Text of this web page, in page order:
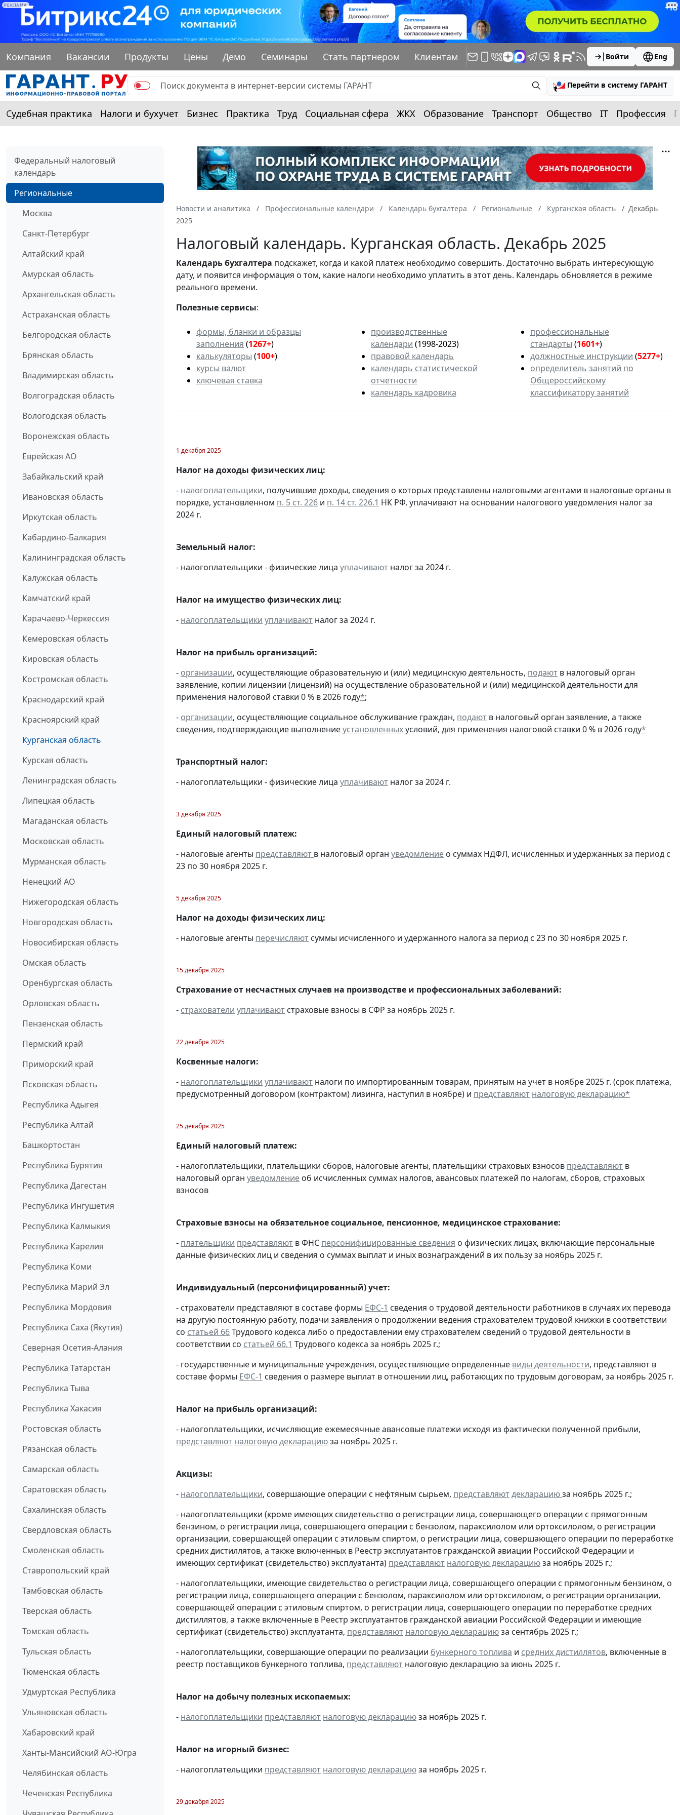
РЕКЛАМА
Компания Вакансии Продукты Цены Демо Семинары Стать партнером Клиентам Войти Eng
Перейти в систему ГАРАНТ
Судебная практика Налоги и бухучет Бизнес Практика Труд Социальная сфера ЖКХ Образование Транспорт Общество IT Профессия
Федеральный налоговый
календарь
Региональные
Москва
Санкт-Петербург
Алтайский край
Амурская область
Архангельская область
Астраханская область
Белгородская область
Брянская область
Владимирская область
Волгоградская область
Вологодская область
Воронежская область
Еврейская АО
Забайкальский край
Ивановская область
Иркутская область
Кабардино-Балкария
Калининградская область
Калужская область
Камчатский край
Карачаево-Черкессия
Кемеровская область
Кировская область
Костромская область
Краснодарский край
Красноярский край
Курганская область
Курская область
Ленинградская область
Липецкая область
Магаданская область
Московская область
Мурманская область
Ненецкий АО
Нижегородская область
Новгородская область
Новосибирская область
Омская область
Оренбургская область
Орловская область
Пензенская область
Пермский край
Приморский край
Псковская область
Республика Адыгея
Республика Алтай
Башкортостан
Республика Бурятия
Республика Дагестан
Республика Ингушетия
Республика Калмыкия
Республика Карелия
Республика Коми
Республика Марий Эл
Республика Мордовия
Республика Саха (Якутия)
Северная Осетия-Алания
Республика Татарстан
Республика Тыва
Республика Хакасия
Ростовская область
Рязанская область
Самарская область
Саратовская область
Сахалинская область
Свердловская область
Смоленская область
Ставропольский край
Тамбовская область
Тверская область
Томская область
Тульская область
Тюменская область
Удмуртская Республика
Ульяновская область
Хабаровский край
Ханты-Мансийский АО-Югра
Челябинская область
Чеченская Республика
Новости и аналитика Профессиональные календари Календарь бухгалтера Региональные Курганская область
Декабрь
2025
Налоговый календарь. Курганская область. Декабрь 2025
Календарьбухгалтера подскажет, когда и какой платеж необходимо совершить. Достаточно выбрать интересующую
дату, и появится информация о том, какие налоги необходимо уплатить в этот день. Календарь обновляется в режиме
реального времени.
Полезные сервисы:
формы, бланки и образцы
заполнения (1267+)
калькуляторы (100+)
курсы валют
ключевая ставка
производственные
календари (1998-2023)
правовой календарь
календарь статистической
отчетности
календарь кадровика
профессиональные
стандарты (1601+)
должностные инструкции (5277+)
определитель занятий по
Общероссийскому
классификатору занятий
1 декабря 2025
Налог на доходы физических лиц:
- налогоплательщики, получившие доходы, сведения о которых представлены налоговыми агентами в налоговые органы в
порядке, установленном п. 5 ст. 226 и п. 14 ст. 226.1 НК РФ, уплачивают на основании налогового уведомления налог за
2024 г.
Земельный налог:
- налогоплательщики - физические лица уплачивают налог за 2024 г.
Налог на имущество физических лиц:
- налогоплательщики уплачивают налог за 2024 г.
Налог на прибыль организаций:
- организации, осуществляющие образовательную и (или) медицинскую деятельность, подают в налоговый орган
заявление, копии лицензии (лицензий) на осуществление образовательной и (или) медицинской деятельности для
применения налоговой ставки 0 % в 2026 году*;
- организации, осуществляющие социальное обслуживание граждан, подают в налоговый орган заявление, а также
сведения, подтверждающие выполнениеустановленныхусловий, для применения налоговой ставки 0 % в 2026 году*
Транспортный налог:
- налогоплательщики - физические лица уплачивают налог за 2024 г.
3 декабря 2025
Единый налоговый платеж:
- налоговые агенты представляют в налоговый орган уведомление о суммах НДФЛ, исчисленных и удержанных за период с
23 по 30 ноября 2025 г.
5 декабря 2025
Налог на доходы физических лиц:
- налоговые агенты перечисляют суммы исчисленного и удержанного налога за период с 23 по 30 ноября 2025 г.
15 декабря 2025
Страхование от несчастных случаев на производстве и профессиональных заболеваний:
- страхователи уплачивают страховые взносы в СФР за ноябрь 2025 г.
22 декабря 2025
Косвенные налоги:
- налогоплательщики уплачивают налоги по импортированным товарам, принятым на учет в ноябре 2025 г. (срок платежа,
предусмотренный договором (контрактом) лизинга, наступил в ноябре) и представляют налоговую декларацию*
25 декабря 2025
Единый налоговый платеж:
- налогоплательщики, плательщики сборов, налоговые агенты, плательщики страховых взносов представляют в
налоговый орган уведомление об исчисленных суммах налогов, авансовых платежей по налогам, сборов, страховых
взносов
Страховые взносы на обязательное социальное, пенсионное, медицинское страхование:
- плательщики представляют в ФНС персонифицированные сведения о физических лицах, включающие персональные
данные физических лиц и сведения о суммах выплат и иных вознаграждений в их пользу за ноябрь 2025 г.
Индивидуальный (персонифицированный) учет:
- страхователи представляют в составе формы ЕФС-1 сведения о трудовой деятельности работников в случаях их перевода
на другую постоянную работу, подачи заявления о продолжении ведения страхователем трудовой книжки в соответствии
со статьей 66Трудового кодекса либо о предоставлении ему страхователем сведений о трудовой деятельности в
соответствии со статьей 66.1 Трудового кодекса за ноябрь 2025 г.;
- государственные и муниципальные учреждения, осуществляющие определенные виды деятельности, представляют в
составе формы ЕФС-1 сведения о размере выплат в отношении лиц, работающих по трудовым договорам, за ноябрь 2025 г.
Налог на прибыль организаций:
- налогоплательщики, исчисляющие ежемесячные авансовые платежи исходя из фактически полученной прибыли,
представляют налоговую декларациюза ноябрь 2025 г.
Акцизы:
- налогоплательщики, совершающие операции с нефтяным сырьем, представляютдекларациюза ноябрь 2025 г.;
- налогоплательщики (кроме имеющих свидетельство о регистрации лица, совершающего операции с прямогонным
бензином, о регистрации лица, совершающего операции с бензолом, параксилолом или ортоксилолом, о регистрации
организации, совершающей операции с этиловым спиртом, о регистрации лица, совершающего операции по переработке
средних дистиллятов, а также включенных в Реестр эксплуатантов гражданской авиации Российской Федерации и
имеющих сертификат (свидетельство) эксплуатанта) представляют налоговую декларациюза ноябрь 2025 г.;
- налогоплательщики, имеющие свидетельство о регистрации лица, совершающего операции с прямогонным бензином, о
регистрации лица, совершающего операции с бензолом, параксилолом или ортоксилолом, о регистрации организации,
совершающей операции с этиловым спиртом, о регистрации лица, совершающего операции по переработке средних
дистиллятов, а также включенные в Реестр эксплуатантов гражданской авиации Российской Федерации и имеющие
сертификат (свидетельство) эксплуатанта, представляют налоговую декларациюза сентябрь 2025 г.;
- налогоплательщики, совершающие операции по реализации бункерного топлива и средних дистиллятов, включенные в
реестр поставщиков бункерного топлива, представляют налоговую декларацию за июнь 2025 г.
Налог на добычу полезных ископаемых:
- налогоплательщики представляют налоговую декларациюза ноябрь 2025 г.
Налог на игорный бизнес:
- налогоплательщики представляют налоговую декларациюза ноябрь 2025 г.
29 декабря 2025